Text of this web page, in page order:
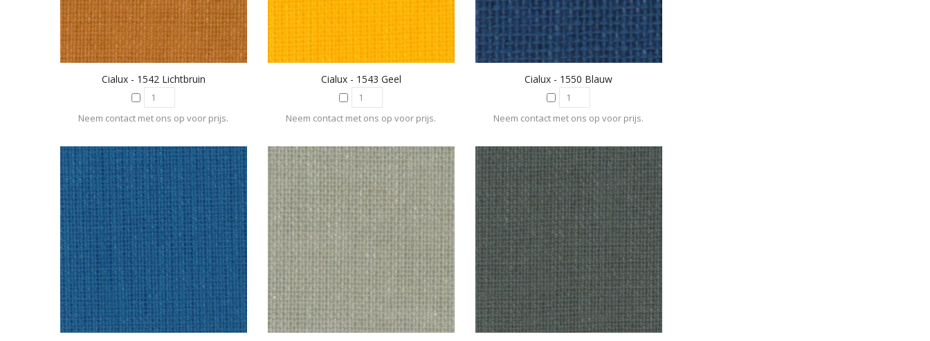
Cialux - 1542 Lichtbruin
Neem contact met ons op voor prijs.
Cialux - 1543 Geel
Neem contact met ons op voor prijs.
Cialux - 1550 Blauw
Neem contact met ons op voor prijs.